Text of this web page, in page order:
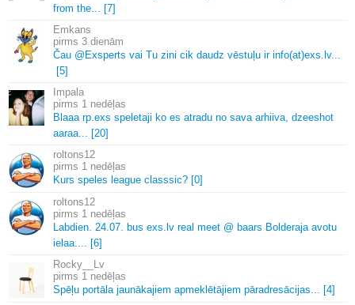
from the... [7]
Emkans
3 dienām
Čau @Exsperts vai Tu zini cik daudz vēstuļu ir info(at)exs. lv...
[5]
Impala
1 nedēļas
Blaaa rp.exs speletaji ko es atradu no sava arhiiva, dzeeshot
aaraa... [20]
roltons12
1 nedēļas
Kurs speles league classsic? [0]
roltons12
1 nedēļas
Labdien. 24.07. bus exs. lv real meet @ baars Bolderaja avotu
ielaa.... [6]
Rocky__Lv
1 nedēļas
Spēļu portāla jaunākajiem apmeklētājiem pāradresācijas... [4]